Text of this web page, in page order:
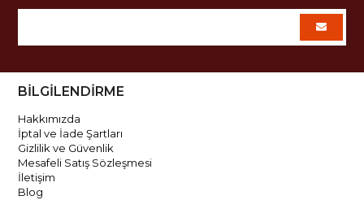
BİLGİLENDİRME
Hakkımızda
İptal ve İade Şartları
Gizlilik ve Güvenlik
Mesafeli Satış Sözleşmesi
İletişim
Blog